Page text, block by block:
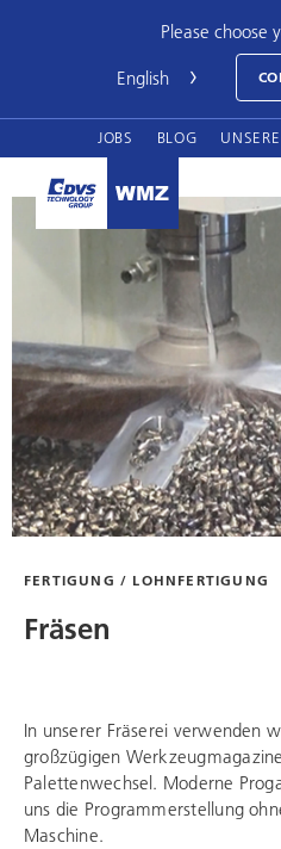
Please choose
JOBS BLOG
FERTIGUNG / LOHNFERTIGUNG
Fräsen
In unserer Fräserei verwenden
großzügigen
Palettenwechsel. Moderne
uns die Programmerstellung
Maschine.